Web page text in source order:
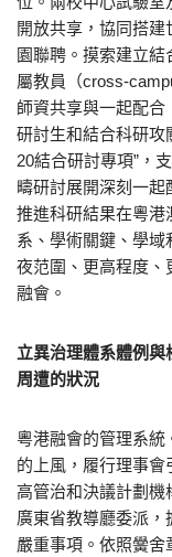
開放共享，協同搭
園聯聘。摸索建立結
屬教員（cross-
師資共享與一起配
研討生和結合科研攻
20結合研討專項”，
疇研討展開深刻一起
推進科研結果在粵港
系、學術關鍵、學
夜范圍、更高程度、
融會。
立異治理體系體例
周遭的狀況
粵港融會的管理系統
的上風，履行理事
高管治和決議計劃機
廣東省教導廳委派
嚴重事項。依照黌舍